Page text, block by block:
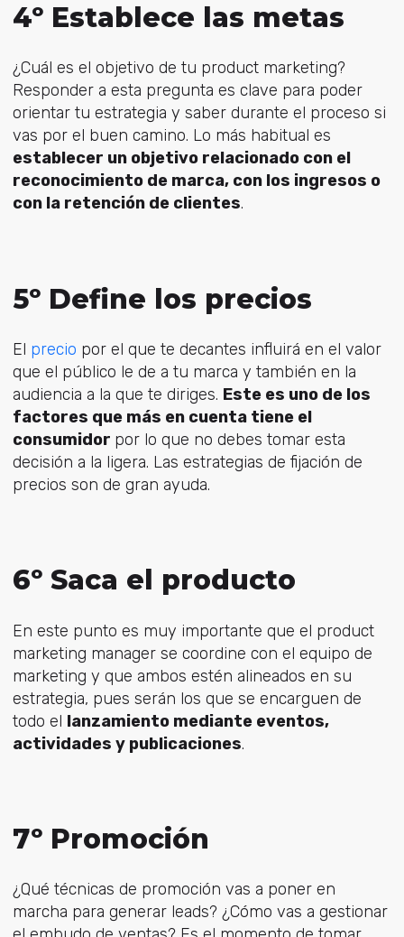
4º Establece las metas
¿Cuál es el objetivo de tu product marketing?
Responder a esta pregunta es clave para poder
orientar tu estrategia y saber durante el proceso si
vas por el buen camino. Lo más habitual es
establecer un objetivo relacionado con el
reconocimiento de marca, con los ingresos o
con la retención de clientes.
5º Define los precios
El precio por el que te decantes influirá en el valor
que el público le de a tu marca y también en la
audiencia a la que te diriges. Este es uno de los
factores que más en cuenta tiene el
consumidor por lo que no debes tomar esta
decisión a la ligera. Las estrategias de fijación de
precios son de gran ayuda.
6º Saca el producto
En este punto es muy importante que el product
marketing manager se coordine con el equipo de
marketing y que ambos estén alineados en su
estrategia, pues serán los que se encarguen de
todo el lanzamiento mediante eventos,
actividades y publicaciones.
7º Promoción
¿Qué técnicas de promoción vas a poner en
marcha para generar leads? ¿Cómo vas a gestionar